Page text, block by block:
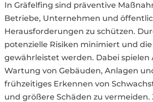
In Gräfelfing sind präventive
Betriebe, Unternehmen und
Herausforderungen zu schützen.
potenzielle Risiken minimiert und
gewährleistet werden. Dabei
Wartung von Gebäuden, Anlagen
frühzeitiges Erkennen von
und größere Schäden zu